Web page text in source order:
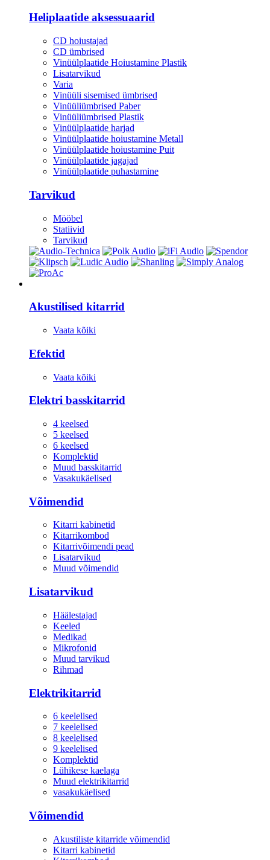
Heliplaatide aksessuaarid
CD hoiustajad
CD ümbrised
Vinüülplaatide Hoiustamine Plastik
Lisatarvikud
Varia
Vinüüli sisemised ümbrised
Vinüüliümbrised Paber
Vinüüliümbrised Plastik
Vinüülplaatide harjad
Vinüülplaatide hoiustamine Metall
Vinüülplaatide hoiustamine Puit
Vinüülplaatide jagajad
Vinüülplaatide puhastamine
Tarvikud
Mööbel
Statiivid
Tarvikud
Akustilised kitarrid
Vaata kõiki
Efektid
Vaata kõiki
Elektri basskitarrid
4 keelsed
5 keelsed
6 keelsed
Komplektid
Muud basskitarrid
Vasakukäelised
Võimendid
Kitarri kabinetid
Kitarrikombod
Kitarrivõimendi pead
Lisatarvikud
Muud võimendid
Lisatarvikud
Häälestajad
Keeled
Medikad
Mikrofonid
Muud tarvikud
Rihmad
Elektrikitarrid
6 keelelised
7 keelelised
8 keelelised
9 keelelised
Komplektid
Lühikese kaelaga
Muud elektrikitarrid
vasakukäelised
Võimendid
Akustiliste kitarride võimendid
Kitarri kabinetid